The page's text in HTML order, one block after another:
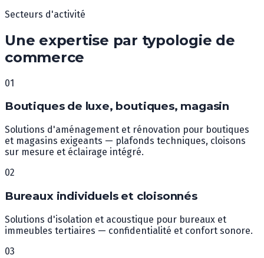
Secteurs d'activité
Une expertise par typologie de
commerce
01
Boutiques de luxe, boutiques, magasin
Solutions d'aménagement et rénovation pour boutiques
et magasins exigeants — plafonds techniques, cloisons
sur mesure et éclairage intégré.
02
Bureaux individuels et cloisonnés
Solutions d'isolation et acoustique pour bureaux et
immeubles tertiaires — confidentialité et confort sonore.
03